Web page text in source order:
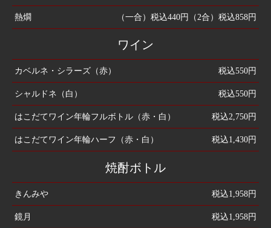
熱燗 （一合）税込440円（2合）税込858円
ワイン
カベルネ・シラーズ（赤） 税込550円
シャルドネ（白） 税込550円
はこだてワイン年輪フルボトル（赤・白） 税込2,750円
はこだてワイン年輪ハーフ（赤・白） 税込1,430円
焼酎ボトル
きんみや 税込1,958円
鏡月 税込1,958円